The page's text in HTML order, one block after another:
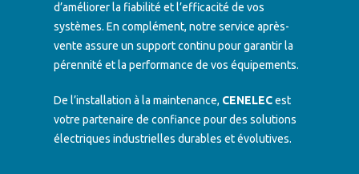
d’améliorer la fiabilité et l’efficacité de vos
systèmes. En complément, notre service après-
vente assure un support continu pour garantir la
pérennité et la performance de vos équipements.
De l’installation à la maintenance, CENELECest
votre partenaire de confiance pour des solutions
électriques industrielles durables et évolutives.